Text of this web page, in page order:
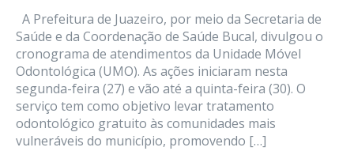
A Prefeitura de Juazeiro, por meio da Secretaria de
Saúde e da Coordenação de Saúde Bucal, divulgou o
cronograma de atendimentos da Unidade Móvel
Odontológica (UMO). As ações iniciaram nesta
segunda-feira (27) e vão até a quinta-feira (30). O
serviço tem como objetivo levar tratamento
odontológico gratuito às comunidades mais
vulneráveis do município, promovendo […]